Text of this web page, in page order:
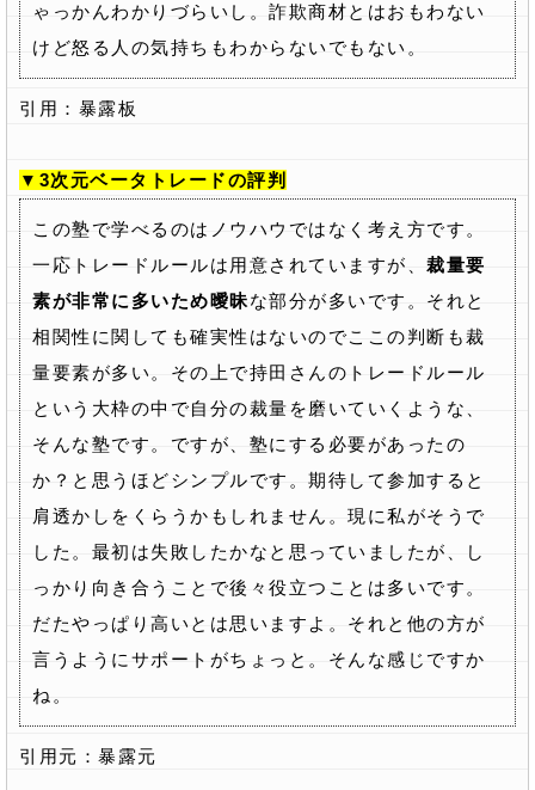
ゃっかんわかりづらいし。詐欺商材とはおもわない
けど怒る人の気持ちもわからないでもない。
引用：暴露板
▼3次元ベータトレードの評判
この塾で学べるのはノウハウではなく考え方です。
一応トレードルールは用意されていますが、 裁量要
素が非常に多いため曖昧な部分が多いです。それと
相関性に関しても確実性はないのでここの判断も裁
量要素が多い。その上で持田さんのトレードルール
という大枠の中で自分の裁量を磨いていくような、
そんな塾です。ですが、塾にする必要があったの
か？と思うほどシンプルです。期待して参加すると
肩透かしをくらうかもしれません。現に私がそうで
した。最初は失敗したかなと思っていましたが、し
っかり向き合うことで後々役立つことは多いです。
だたやっぱり高いとは思いますよ。それと他の方が
言うようにサポートがちょっと。そんな感じですか
ね。
引用元：暴露元